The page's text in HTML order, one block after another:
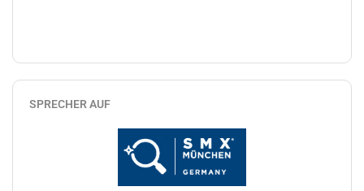
SPRECHER AUF